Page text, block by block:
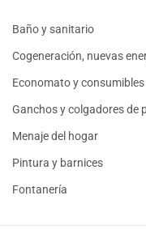
Baño y sanitario
Cogeneración, nuevas
Economato y
Ganchos y colgadores de
Menaje del hogar
Pintura y barnices
Fontanería